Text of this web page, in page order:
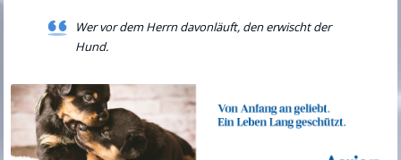
Wer vor dem Herrn davonläuft, den erwischt der
Hund.